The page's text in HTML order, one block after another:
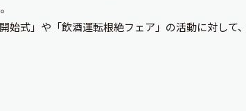
式」や「飲酒運転根絶フェア」の活動に対して